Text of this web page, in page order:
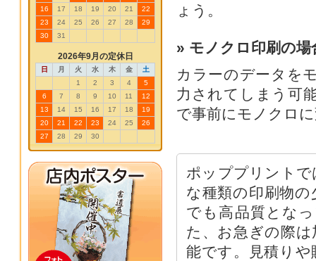
16
17 18 19 20 21
22
23
24 25 26 27 28
29
30
31
2026年9月の定休日
日 月 火 水 木 金
土
1
2 3 4
5
6
7 8 9 10 11
12
13
14 15 16 17 18
19
20
21 22 23 24 25
26
27
28 29 30
ょう。
» モノクロ印刷の場
カラーのデータを
力されてしまう可
で事前にモノクロ
ポッププリント
な種類の印刷物の
でも高品質とな
た、お急ぎの際は
能です。
見積り や